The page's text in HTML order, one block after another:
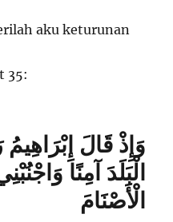
aku keturunan
35:
وَإِذْ قَالَ
الْبَلَدَ آمِنًا
الْأَصْنَامَ